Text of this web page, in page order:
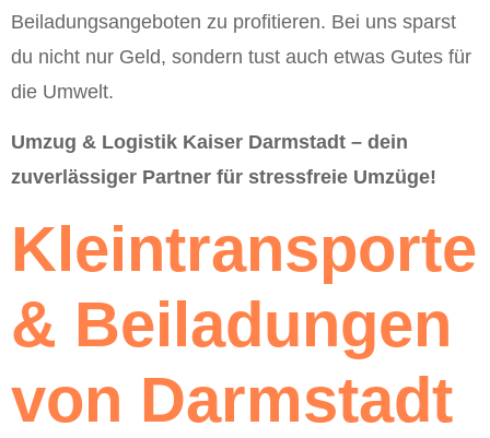
Beiladungsangeboten zu profitieren. Bei uns sparst
du nicht nur Geld, sondern tust auch etwas Gutes für
die Umwelt.
Umzug & Logistik Kaiser Darmstadt – dein
zuverlässiger Partner für stressfreie Umzüge!
Kleintransporte
& Beiladungen
von Darmstadt